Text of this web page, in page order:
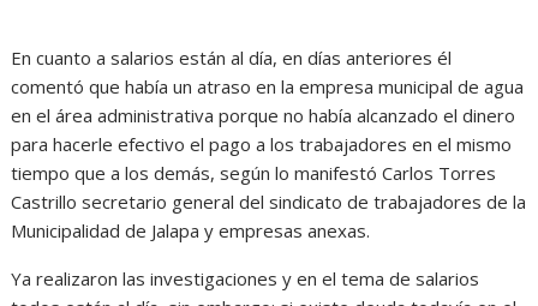
En cuanto a salarios están al día, en días anteriores él
comentó que había un atraso en la empresa municipal de agua
en el área administrativa porque no había alcanzado el dinero
para hacerle efectivo el pago a los trabajadores en el mismo
tiempo que a los demás, según lo manifestó Carlos Torres
Castrillo secretario general del sindicato de trabajadores de la
Municipalidad de Jalapa y empresas anexas.
Ya realizaron las investigaciones y en el tema de salarios